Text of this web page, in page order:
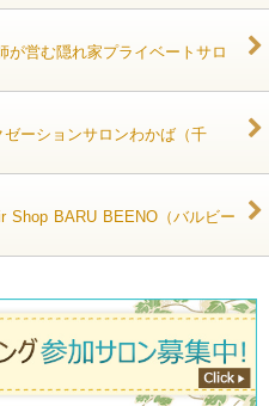
が営む隠れ家プライベートサロ
ーションサロンわかば（千
Shop BARU BEENO（バルビー